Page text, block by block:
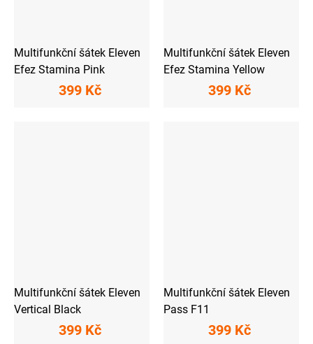
Multifunkční šátek Eleven
Efez Stamina Pink
399 Kč
Multifunkční šátek Eleven
Efez Stamina Yellow
399 Kč
Multifunkční šátek Eleven
Vertical Black
399 Kč
Multifunkční šátek Eleven
Pass F11
399 Kč